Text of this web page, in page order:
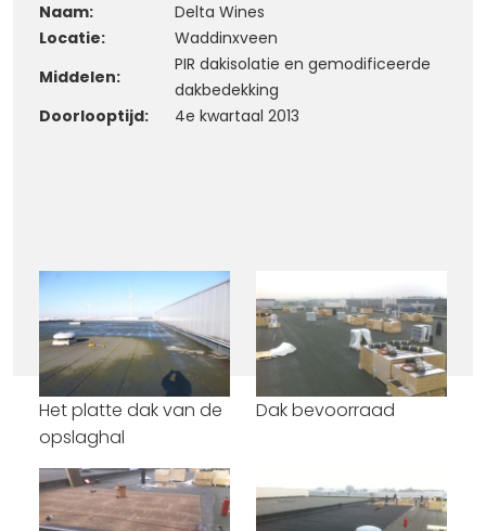
Naam:
Delta Wines
Locatie:
Waddinxveen
Middelen:
PIR dakisolatie en gemodificeerde
dakbedekking
Doorlooptijd:
4e kwartaal 2013
Het platte dak van de
opslaghal
Dak bevoorraad